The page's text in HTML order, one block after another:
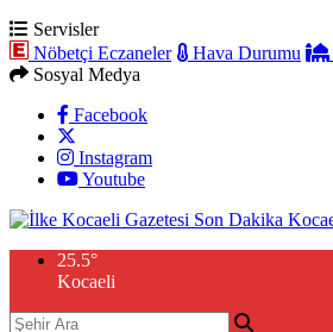
Servisler
Nöbetçi Eczaneler
Hava Durumu
Sosyal Medya
Facebook
Instagram
Youtube
25.5°
Kocaeli